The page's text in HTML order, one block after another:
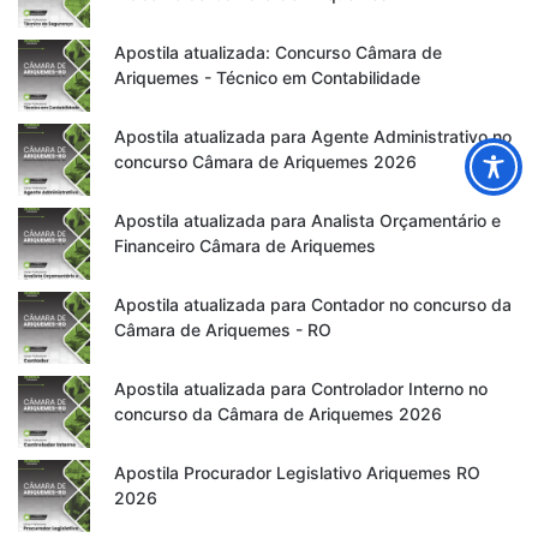
Apostila atualizada: Concurso Câmara de
Ariquemes - Técnico em Contabilidade
Apostila atualizada para Agente Administrativo no
concurso Câmara de Ariquemes 2026
Apostila atualizada para Analista Orçamentário e
Financeiro Câmara de Ariquemes
Apostila atualizada para Contador no concurso da
Câmara de Ariquemes - RO
Apostila atualizada para Controlador Interno no
concurso da Câmara de Ariquemes 2026
Apostila Procurador Legislativo Ariquemes RO
2026